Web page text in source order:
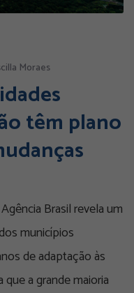
Moraes
têm plano
Brasil revela um
municípios
de adaptação às
a grande maioria